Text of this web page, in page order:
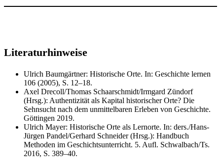
Literaturhinweise
Ulrich Baumgärtner: Historische Orte. In: Geschichte lernen
106 (2005), S. 12–18.
Axel Drecoll/Thomas Schaarschmidt/Irmgard Zündorf
(Hrsg.): Authentizität als Kapital historischer Orte? Die
Sehnsucht nach dem unmittelbaren Erleben von Geschichte.
Göttingen 2019.
Ulrich Mayer: Historische Orte als Lernorte. In: ders./Hans-
Jürgen Pandel/Gerhard Schneider (Hrsg.): Handbuch
Methoden im Geschichtsunterricht. 5. Aufl. Schwalbach/Ts.
2016, S. 389–40.